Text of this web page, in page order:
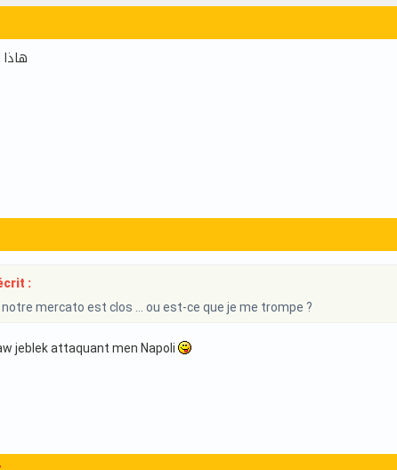
هاذا
:
notre mercato est clos … ou est-ce que je me trompe ?
jeblek attaquant men Napoli